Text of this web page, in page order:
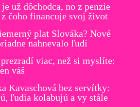
už dôchodca, no z penzie
čoho financuje svoj život
plat Slováka? Nové
nahnevalo ľudí
viac, než si myslíte:
váš
Kavaschová bez servítky:
ľudia kolabujú a vy stále